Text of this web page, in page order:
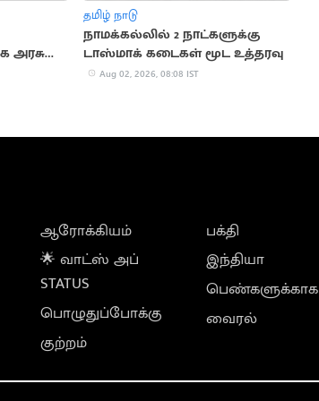
அரசு
தமிழ் நாடு
நாமக்கல்லில் 2 நாட்களுக்கு
டாஸ்மாக் கடைகள் மூட உத்தரவு
Aug 02, 2026, 08:08 IST
ஆரோக்கியம்
🌟 வாட்ஸ் அப்
STATUS
பொழுதுப்போக்கு
குற்றம்
பக்தி
இந்தியா
பெண்களுக்காக
வைரல்